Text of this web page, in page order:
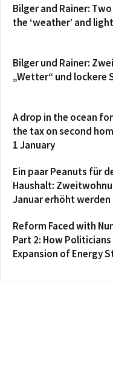
Bilger and Rainer:
the ‘weather’ and
Bilger und Rainer:
„Wetter“ und lockere
A drop in the ocean
the tax on second
1 January
Ein paar Peanuts für
Haushalt:
Januar erhöht werden
Reform Faced with
Part 2: How
Expansion of Energy